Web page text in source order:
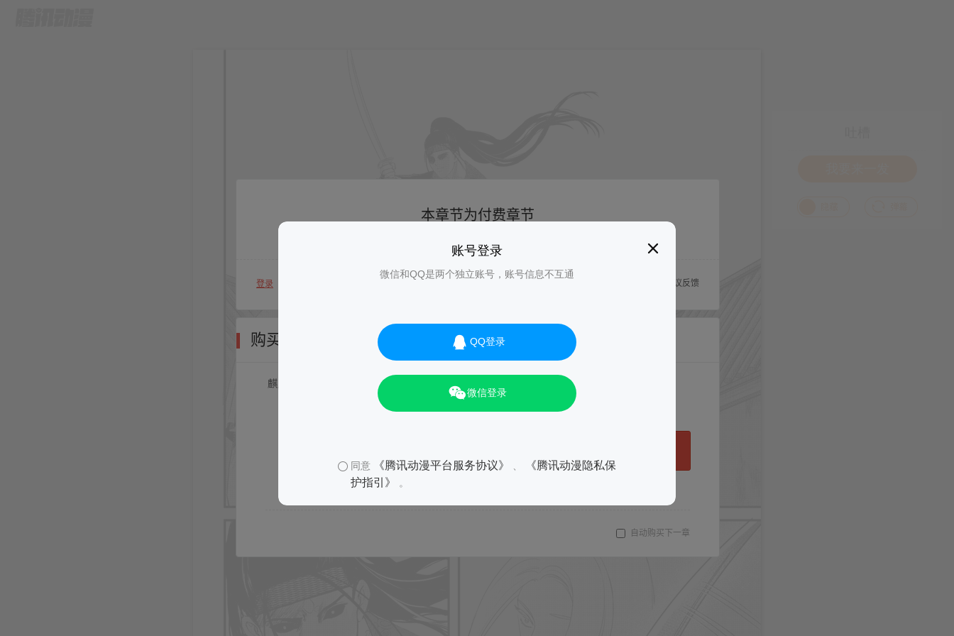
账号登录
微信和QQ是两个独立账号，账号信息不互通
QQ登录
微信登录
同意 《腾讯动漫平台服务协议》
《腾讯动漫隐私保
护指引》
。